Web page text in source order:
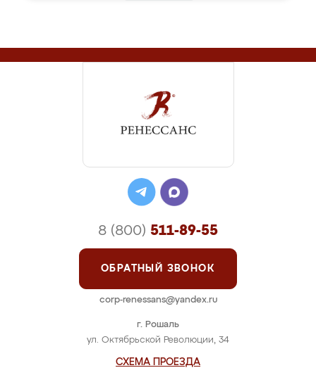
г. Рошаль
ул. Октябрьской Революции, 34
СХЕМА ПРОЕЗДА
8 (800) 511-89-55
ОБРАТНЫЙ ЗВОНОК
corp-renessans@yandex.ru